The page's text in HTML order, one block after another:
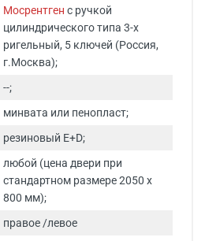
Мосрентген с ручкой
цилиндрического типа 3-х
ригельный, 5 ключей (Россия,
г.Москва);
--;
минвата или пенопласт;
резиновый E+D;
любой (цена двери при
стандартном размере 2050 х
800 мм);
правое /левое